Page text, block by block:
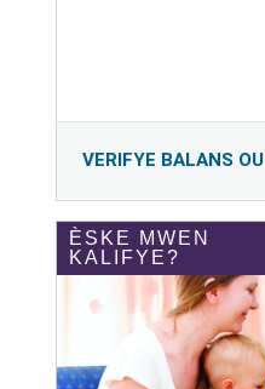
VERIFYE BALANS OU
ÈSKE MWEN
KALIFYE?